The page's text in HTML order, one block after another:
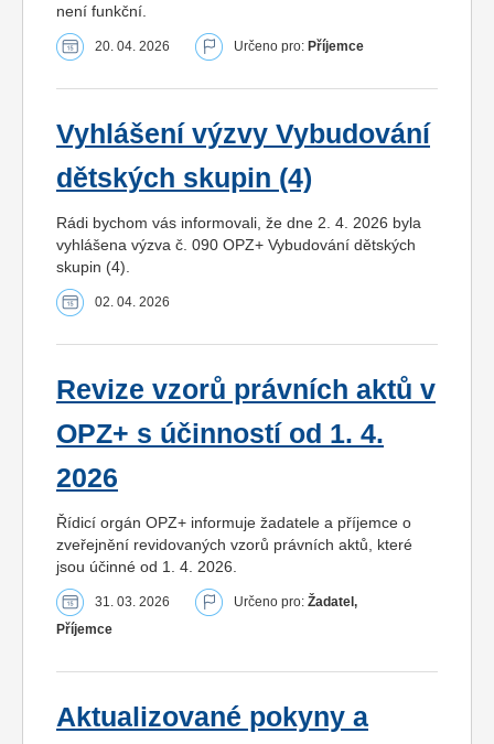
není funkční.
20. 04. 2026 Určeno pro: Příjemce
Vyhlášení výzvy Vybudování
dětských skupin (4)
Rádi bychom vás informovali, že dne 2. 4. 2026 byla
vyhlášena výzva č. 090 OPZ+ Vybudování dětských
skupin (4).
02. 04. 2026
Revize vzorů právních aktů v
OPZ+ s účinností od 1. 4.
2026
Řídicí orgán OPZ+ informuje žadatele a příjemce o
zveřejnění revidovaných vzorů právních aktů, které
jsou účinné od 1. 4. 2026.
31. 03. 2026 Určeno pro: Žadatel,
Příjemce
Aktualizované pokyny a